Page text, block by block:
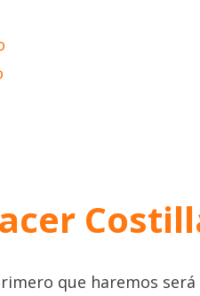
que haremos